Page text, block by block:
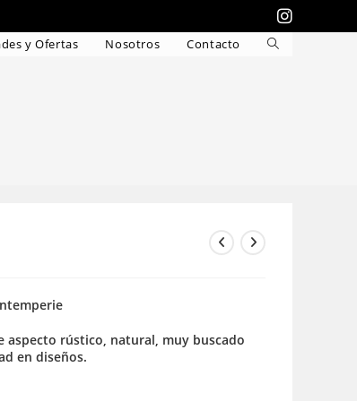
y Ofertas Nosotros Contacto
Alternar
aspecto rústico, natural, muy buscado
en diseños.